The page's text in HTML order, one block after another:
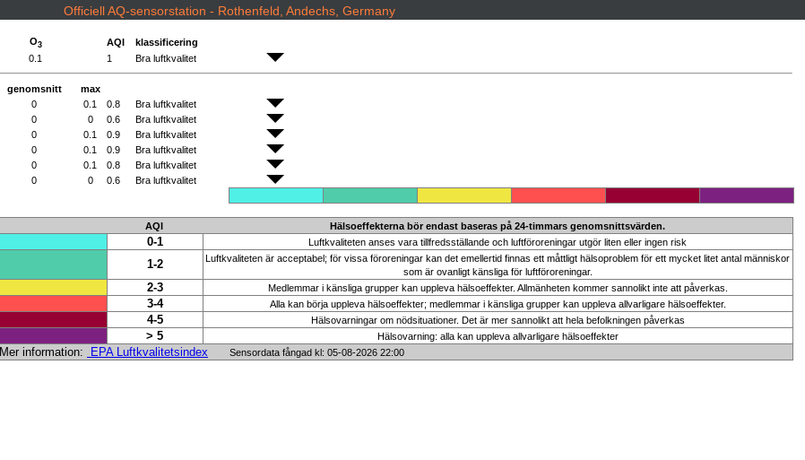
Officiell AQ-sensorstation - Rothenfeld, Andechs, Germany
O3 AQI
klassificering
0.1 1 Bra luftkvalitet
genomsnitt
max
0 0.1 0.8
Bra luftkvalitet
0 0 0.6
Bra luftkvalitet
0 0.1 0.9
Bra luftkvalitet
0 0.1 0.9
Bra luftkvalitet
0 0.1 0.8
Bra luftkvalitet
0 0 0.6 Bra luftkvalitet
AQI Hälsoeffekterna bör endast baseras på 24-timmars genomsnittsvärden.
0-1 Luftkvaliteten anses vara tillfredsställande och luftföroreningar utgör liten eller ingen risk
1-2
Luftkvaliteten är acceptabel; för vissa föroreningar kan det emellertid finnas ett måttligt hälsoproblem för ett mycket litet antal människor
som är ovanligt känsliga för luftföroreningar.
2-3 Medlemmar i känsliga grupper kan uppleva hälsoeffekter. Allmänheten kommer sannolikt inte att påverkas.
3-4 Alla kan börja uppleva hälsoeffekter; medlemmar i känsliga grupper kan uppleva allvarligare hälsoeffekter.
4-5 Hälsovarningar om nödsituationer. Det är mer sannolikt att hela befolkningen påverkas
> 5 Hälsovarning: alla kan uppleva allvarligare hälsoeffekter
Mer information: EPA Luftkvalitetsindex Sensordata fångad kl: 05-08-2026 22:00